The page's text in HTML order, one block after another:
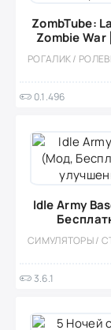
ZombTube:
Zombie
золота и
0.1.496
Idle Army
3.6.1